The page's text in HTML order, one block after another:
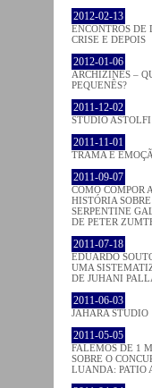
2012-02-13
ENCONTROS DE
CRISE E DEPOIS
2012-01-06
ARCHIZINES –
PEQUENÊS?
2011-12-02
STUDIO ASTOLFI
2011-11-01
TRAMA E
2011-09-07
COMO COMPOR
HISTÓRIA
SERPENTINE
DE PETER
2011-07-18
EDUARDO
UMA
DE JUHANI
2011-06-03
JAHARA STUDIO
2011-05-05
FALEMOS DE 1
SOBRE O
LUANDA: PATIO